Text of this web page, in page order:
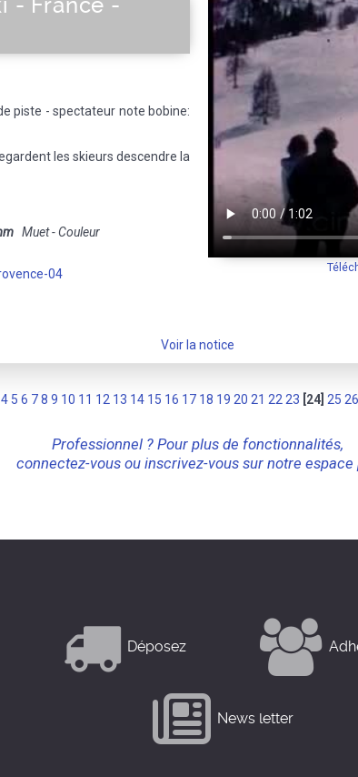
- France -
piste - spectateur note bobine:
les skieurs descendre la
Muet - Couleur
04
Voir la notice
4 5 6 7 8 9 10 11 12 13 14 15 16 17 18 19 20 21 22 23 [24] 25 26
Professionnel ? Pour plus de fonctionnalités,
connectez-vous ou inscrivez-vous sur notre espace
Déposez
News letter